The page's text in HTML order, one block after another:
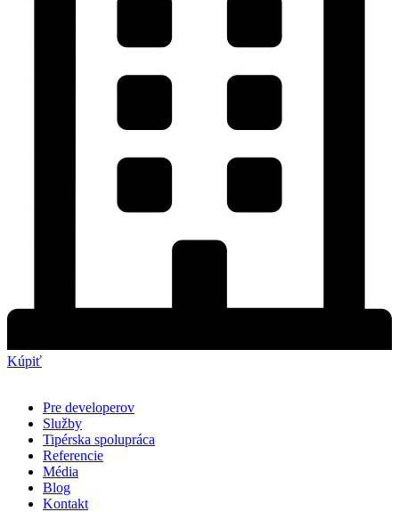
Kúpiť
Pre developerov
Služby
Tipérska spolupráca
Referencie
Média
Blog
Kontakt